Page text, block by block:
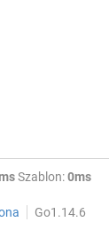
Szablon:0ms
Go1.14.6